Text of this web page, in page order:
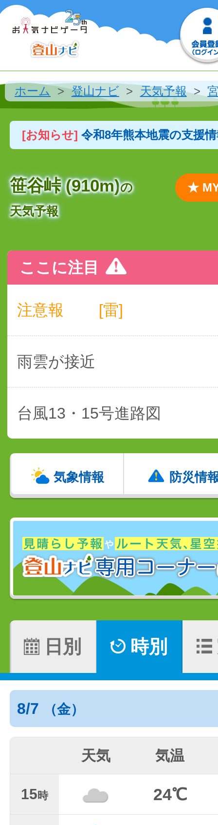
ホーム 登山ナビ 天気予報
[お知らせ] 令和8年熊本地震の支援
笹谷峠 (910m)の
天気予報
★
ここに注目
注意報 [雷]
雨雲が接近
台風13・15号進路図
気象情報 防災情
日別 時別
8/7 （金）
天気 気温
15時 24℃